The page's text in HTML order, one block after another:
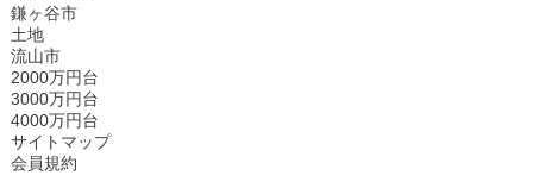
鎌ヶ谷市
土地
流山市
2000万円台
3000万円台
4000万円台
サイトマップ
会員規約